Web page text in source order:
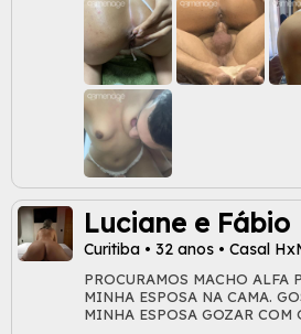
Luciane e Fábio
Curitiba • 32 anos • Casal
PROCURAMOS MACHO ALFA
MINHA ESPOSA NA CAMA.
MINHA ESPOSA GOZAR COM